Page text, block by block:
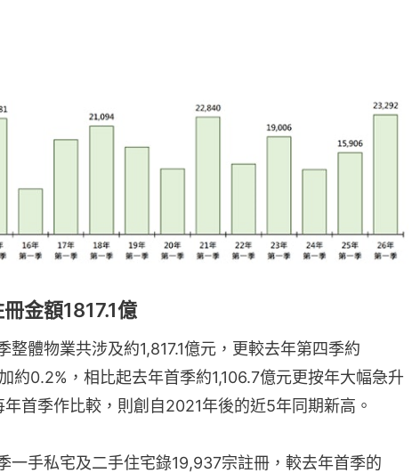
金額1817.1億
整體物業共涉及約1,817.1億元，更較去年第四季約
約0.2%，相比起去年首季約1,106.7億元更按年大幅急升
首季作比較，則創自2021年後的近5年同期新高。
一手私宅及二手住宅錄19,937宗註冊，較去年首季的